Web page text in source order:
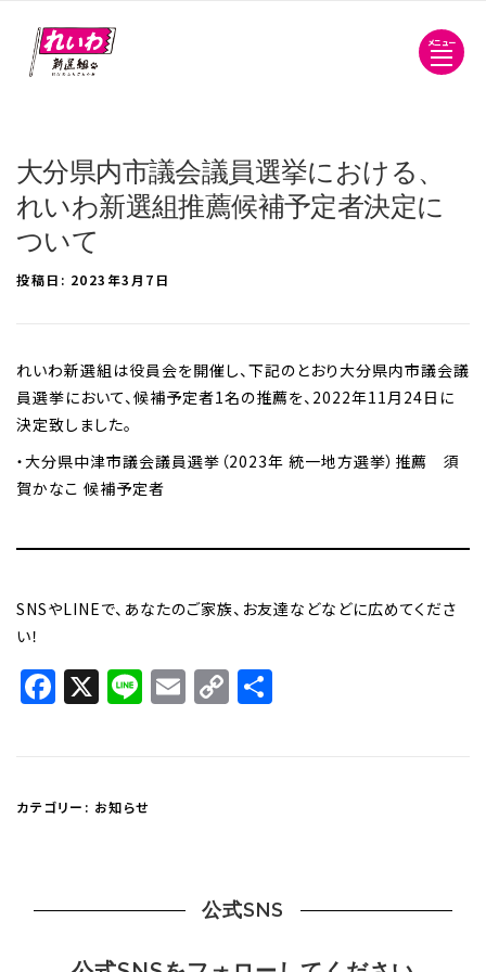
メニュー
大分県内市議会議員選挙における、
れいわ新選組推薦候補予定者決定に
ついて
投稿日: 2023年3月7日
れいわ新選組は役員会を開催し、下記のとおり大分県内市議会議
員選挙において、候補予定者1名の推薦を、2022年11月24日に
決定致しました。
・大分県中津市議会議員選挙（2023年 統一地方選挙）推薦 須
賀かなこ 候補予定者
SNSやLINEで、あなたのご家族、お友達などなどに広めてくださ
い！
Facebook
X LineEmail
Copy
Link
カテゴリー: お知らせ
公式SNS